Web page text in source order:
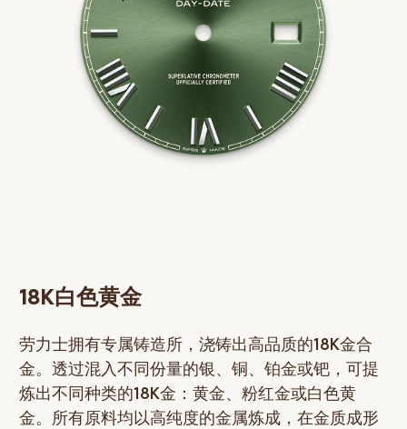
18K白色黄金
劳力士拥有专属铸造所，浇铸出高品质的18K金合
金。透过混入不同份量的银、铜、铂金或钯，可提
炼出不同种类的18K金：黄金、粉红金或白色黄
金。所有原料均以高纯度的金属炼成，在金质成形